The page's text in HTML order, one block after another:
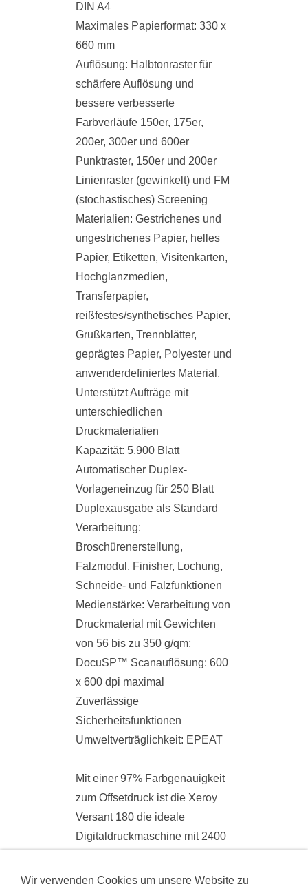
DIN A4
Maximales Papierformat: 330 x
660 mm
Auflösung: Halbtonraster für
schärfere Auflösung und
bessere verbesserte
Farbverläufe 150er, 175er,
200er, 300er und 600er
Punktraster, 150er und 200er
Linienraster (gewinkelt) und FM
(stochastisches) Screening
Materialien: Gestrichenes und
ungestrichenes Papier, helles
Papier, Etiketten, Visitenkarten,
Hochglanzmedien,
Transferpapier,
reißfestes/synthetisches Papier,
Grußkarten, Trennblätter,
geprägtes Papier, Polyester und
anwenderdefiniertes Material.
Unterstützt Aufträge mit
unterschiedlichen
Druckmaterialien
Kapazität: 5.900 Blatt
Automatischer Duplex-
Vorlageneinzug für 250 Blatt
Duplexausgabe als Standard
Verarbeitung:
Broschürenerstellung,
Falzmodul, Finisher, Lochung,
Schneide- und Falzfunktionen
Medienstärke: Verarbeitung von
Druckmaterial mit Gewichten
von 56 bis zu 350 g/qm;
DocuSP™ Scanauflösung: 600
x 600 dpi maximal
Zuverlässige
Sicherheitsfunktionen
Umweltverträglichkeit: EPEAT
Mit einer 97% Farbgenauigkeit
zum Offsetdruck ist die Xeroy
Versant 180 die ideale
Digitaldruckmaschine mit 2400
Digitaldruckanwendungen.
Wir verwenden Cookies um unsere Website zu